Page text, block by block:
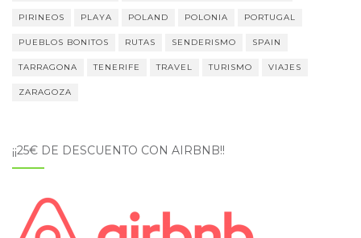
PIRINEOS PLAYA POLAND POLONIA PORTUGAL
PUEBLOS BONITOS RUTAS SENDERISMO SPAIN
TARRAGONA TENERIFE TRAVEL TURISMO VIAJES
ZARAGOZA
¡¡25€ DE DESCUENTO CON AIRBNB!!